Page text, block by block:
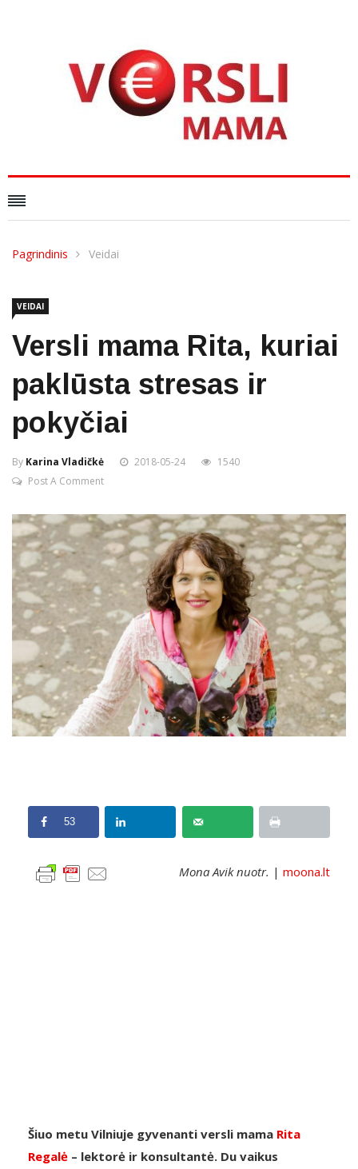
Pagrindinis Veidai
VEIDAI
Versli mama Rita, kuriai
paklūsta stresas ir
pokyčiai
By Karina Vladičkė 2018-05-24
1540
Post A Comment
53
Mona Avik nuotr. | moona.lt
Šiuo metu Vilniuje gyvenanti versli mama Rita
Regalė – lektorė ir konsultantė. Du vaikus